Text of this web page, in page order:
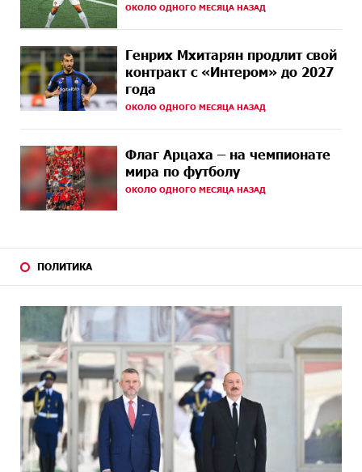
16 ДНЕЙ Кругом война. А вас вводят в заблуждение. Аршак
Карапетян
17 ДНЕЙ
НАЗАД
Центр продаж и обслуживания Ucom в Егварде
возобновил работу по новому адресу — ул.
Ереванян, 3/47
20 ДНЕЙ
НАЗАД
До 25% idcoin-ов при покупке авиабилетов Flyone:
Idram&IDBank
20 ДНЕЙ
НАЗАД
Ucom и Microsoft Innovation Center помогают
школьникам развивать навыки кибербезопасности
21 ДНЕЙ При поддержке Ucom в Шенаване установлена
солнечная станция мощностью 10 кВт
НАЗАД
держателей карт Mastercard World «Travel»
23 ДНЕЙ
НАЗАД
Москва–Баку: есть разногласия, но связи
сохраняются. А мы что делаем?
24 ДНЕЙ
НАЗАД
День благодарности клиентам в Ванадзоре: IDBank
26 ДНЕЙ
НАЗАД
Пашинян замотивирован уничтожить Армению․
Аршак Карапетян
ОКОЛО ОДНОГО МЕСЯЦА НАЗАД
Генрих Мхитарян продлит свой
контракт с «Интером» до 2027
года
ОКОЛО ОДНОГО МЕСЯЦА НАЗАД
Флаг Арцаха – на чемпионате
мира по футболу
ОКОЛО ОДНОГО МЕСЯЦА НАЗАД
ПОЛИТИКА